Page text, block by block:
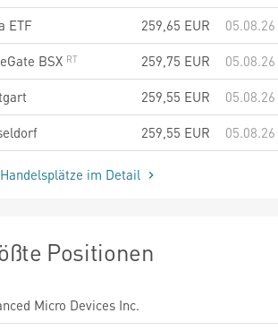
ETF
259,65 EUR
05.08.26
BSX
259,75 EUR
05.08.26
259,55 EUR
05.08.26
259,55 EUR 05.08.26
im Detail
Positionen
Micro Devices Inc.